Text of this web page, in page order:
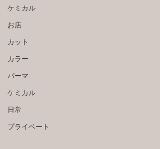
ケミカル
お店
カット
カラー
パーマ
ケミカル
日常
プライベート